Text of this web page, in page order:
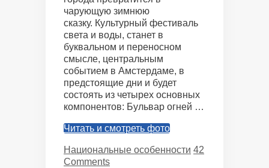
чарующую зимнюю
сказку. Культурный фестиваль
света и воды, станет в
буквальном и переносном
смысле, центральным
событием в Амстердаме, в
предстоящие дни и будет
состоять из четырех основных
компонентов: Бульвар огней …
Читать и смотреть фото
Categories
Национальные особенности 42
Comments